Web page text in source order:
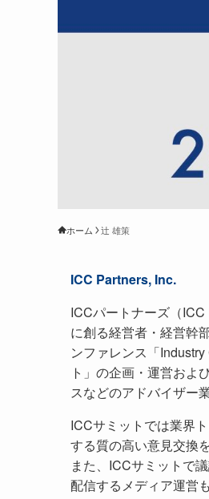
ホーム 辻 雄策
ICC Partners, Inc.
ICCパートナーズ（
に創る経営者・経営幹
ンファレンス「
ト」の企画・運営およ
スなどのアドバイザー
ICCサミットでは業界
する質の高い意見交換
また、ICCサミットで
配信するメディア運営